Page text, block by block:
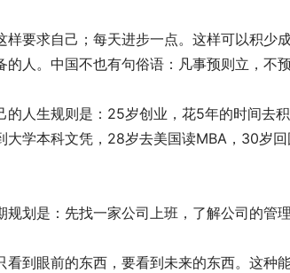
样要求自己；每天进步一点。这样可以积少
的人。中国不也有句俗语：凡事预则立，不预
的人生规则是：25岁创业，花5年的时间去
大学本科文凭，28岁去美国读MBA，30岁
规划是：先找一家公司上班，了解公司的管
看到眼前的东西，要看到未来的东西。这种